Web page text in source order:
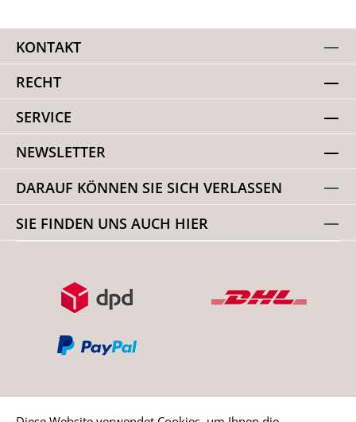
KONTAKT
RECHT
SERVICE
NEWSLETTER
DARAUF KÖNNEN SIE SICH VERLASSEN
SIE FINDEN UNS AUCH HIER